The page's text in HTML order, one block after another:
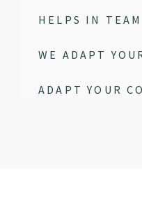
HELPS IN
WE ADAPT
ADAPT YOUR